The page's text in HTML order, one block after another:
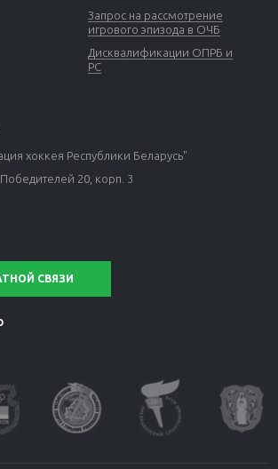
Запрос на рассмотрение
игрового эпизода в ОЧБ
Дисквалификации ОПРБ и
РС
хоккея Республики Беларусь"
20, корп. 3
СВЯЗИ